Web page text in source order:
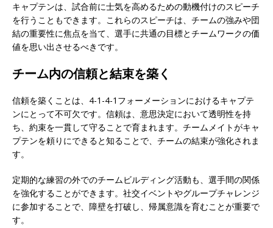
キャプテンは、試合前に士気を高めるための動機付けのスピーチ
を行うこともできます。これらのスピーチは、チームの強みや団
結の重要性に焦点を当て、選手に共通の目標とチームワークの価
値を思い出させるべきです。
チーム内の信頼と結束を築く
信頼を築くことは、4-1-4-1フォーメーションにおけるキャプテ
ンにとって不可欠です。信頼は、意思決定において透明性を持
ち、約束を一貫して守ることで育まれます。チームメイトがキャ
プテンを頼りにできると知ることで、チームの結束が強化されま
す。
定期的な練習の外でのチームビルディング活動も、選手間の関係
を強化することができます。社交イベントやグループチャレンジ
に参加することで、障壁を打破し、帰属意識を育むことが重要で
す。